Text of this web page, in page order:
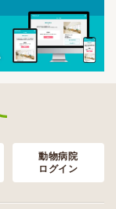
動物病院
ログイン